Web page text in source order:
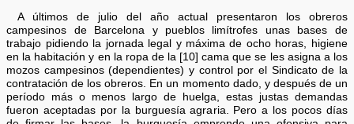
A últimos de julio del año actual presentaron los obreros
campesinos de Barcelona y pueblos limítrofes unas bases de
trabajo pidiendo la jornada legal y máxima de ocho horas, higiene
en la habitación y en la ropa de la [10] cama que se les asigna a los
mozos campesinos (dependientes) y control por el Sindicato de la
contratación de los obreros. En un momento dado, y después de un
período más o menos largo de huelga, estas justas demandas
fueron aceptadas por la burguesía agraria. Pero a los pocos días